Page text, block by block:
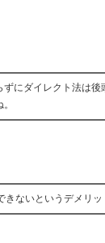
ずにダイレクト法は後
ないというデメリッ